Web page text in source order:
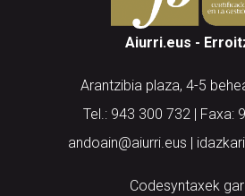
Aiurri.eus -
Arantzibia plaza, 4-5
Tel.: 943 300 732 | Faxa:
andoain@aiurri.eus |
Codesyntaxek